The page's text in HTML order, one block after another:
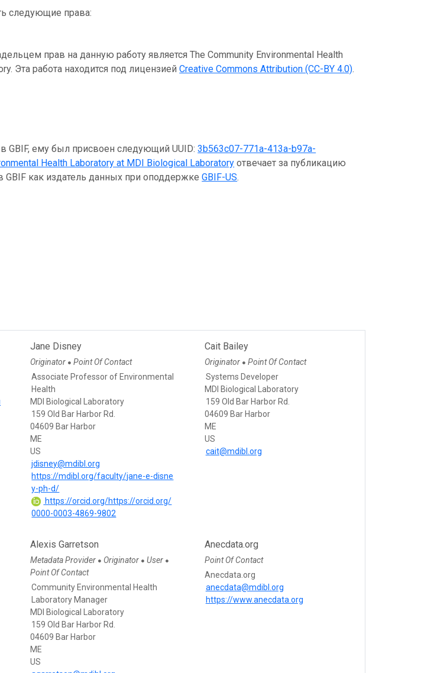
следующие права:
прав на данную работу является The Community Environmental Health
Эта работа находится под лицензиейCreative Commons Attribution (CC-BY 4.0).
GBIF, ему был присвоен следующий UUID:3b563c07-771a-413a-b97a-
Health Laboratory at MDI Biological Laboratory отвечает за публикацию
GBIF как издатель данных при оподдержкеGBIF-US.
Jane Disney
Originator ● Point Of Contact
Associate Professor of Environmental
Health
MDI Biological Laboratory
159 Old Bar Harbor Rd.
04609 Bar Harbor
ME
US
jdisney@mdibl.org
https://mdibl.org/faculty/jane-e-disne
y-ph-d/
https://orcid.org/https://orcid.org/
0000-0003-4869-9802
Cait Bailey
Originator ● Point Of Contact
Systems Developer
MDI Biological Laboratory
159 Old Bar Harbor Rd.
04609 Bar Harbor
ME
US
cait@mdibl.org
Alexis Garretson
Metadata Provider ● Originator ● User ●
Point Of Contact
Community Environmental Health
Laboratory Manager
MDI Biological Laboratory
159 Old Bar Harbor Rd.
04609 Bar Harbor
ME
US
Anecdata.org
Point Of Contact
Anecdata.org
anecdata@mdibl.org
https://www.anecdata.org